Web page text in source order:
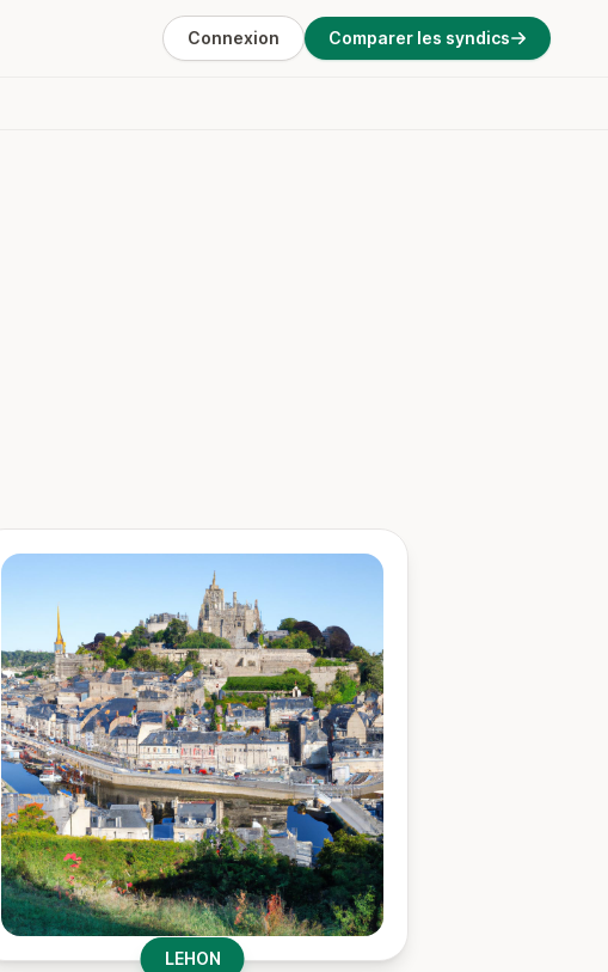
Connexion Comparer les syndics
LEHON